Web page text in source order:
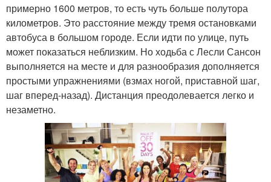
примерно 1600 метров, то есть чуть больше полутора
километров. Это расстояние между тремя остановками
автобуса в большом городе. Если идти по улице, путь
может показаться неблизким. Но ходьба с Лесли Сансон
выполняется на месте и для разнообразия дополняется
простыми упражнениями (взмах ногой, приставной шаг,
шаг вперед-назад). Дистанция преодолевается легко и
незаметно.